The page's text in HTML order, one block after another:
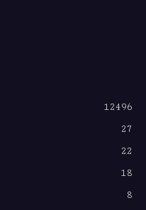
12496
27
22
18
8